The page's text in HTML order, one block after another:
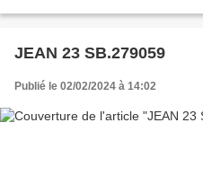
JEAN 23 SB.279059
Publié le 02/02/2024 à 14:02